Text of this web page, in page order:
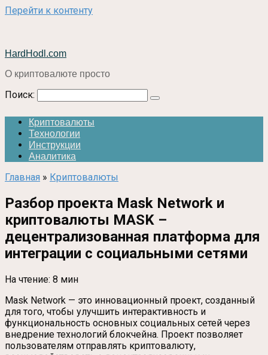
Перейти к контенту
HardHodl.com
О криптовалюте просто
Поиск:
Криптовалюты
Технологии
Инструкции
Аналитика
Главная » Криптовалюты
Разбор проекта Mask Network и
криптовалюты MASK –
децентрализованная платформа для
интеграции с социальными сетями
На чтение: 8 мин
Mask Network — это инновационный проект, созданный
для того, чтобы улучшить интерактивность и
функциональность основных социальных сетей через
внедрение технологий блокчейна. Проект позволяет
пользователям отправлять криптовалюту,